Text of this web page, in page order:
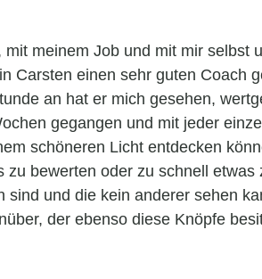
meinem Job und mit mir selbst
Carsten einen sehr guten Coach
an hat er mich gesehen,
gegangen und mit jeder
schöneren Licht entdecken
bewerten oder zu schnell etwas
und die kein anderer sehen
der ebenso diese Knöpfe